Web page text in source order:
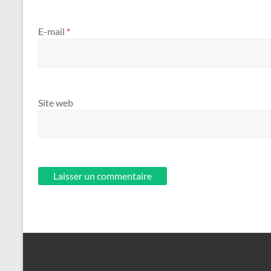
E-mail *
Site web